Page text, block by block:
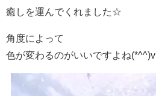
癒しを運んでくれました☆
角度によって
色が変わるのがいいですよね(*^^)v